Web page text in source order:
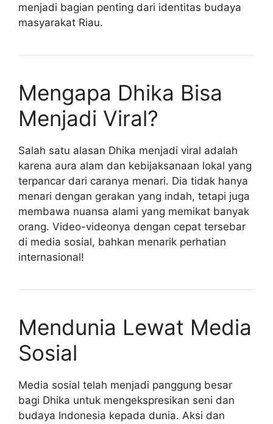
menjadi bagian penting dari identitas budaya
masyarakat Riau.
Mengapa Dhika Bisa
Menjadi Viral?
Salah satu alasan Dhika menjadi viral adalah
karena aura alam dan kebijaksanaan lokal yang
terpancar dari caranya menari. Dia tidak hanya
menari dengan gerakan yang indah, tetapi juga
membawa nuansa alami yang memikat banyak
orang. Video-videonya dengan cepat tersebar
di media sosial, bahkan menarik perhatian
internasional!
Mendunia Lewat Media
Sosial
Media sosial telah menjadi panggung besar
bagi Dhika untuk mengekspresikan seni dan
budaya Indonesia kepada dunia. Aksi dan